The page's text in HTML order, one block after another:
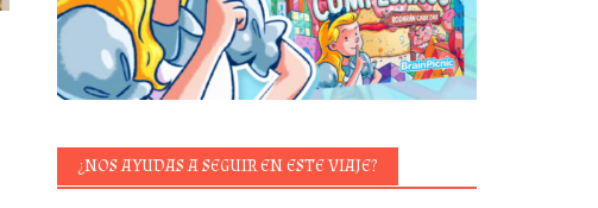
¿NOS AYUDAS A SEGUIR EN ESTE VIAJE?